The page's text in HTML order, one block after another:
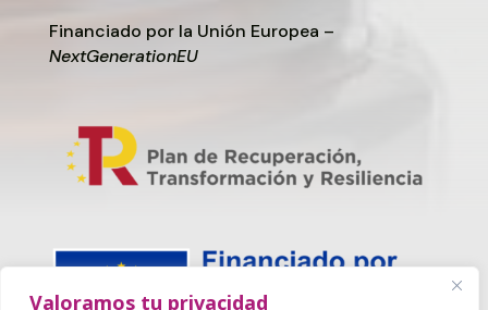
Valoramos tu privacidad
Financiado por la Unión Europea –
NextGenerationEU